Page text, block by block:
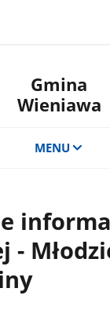
Gmina
Wieniawa
MENU
-